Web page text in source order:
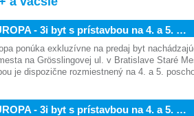
- 3i byt s prístavbou na 4. a 5. …
ponúka exkluzívne na predaj byt
na Grösslingovej ul. v Bratislave Staré
je dispozične rozmiestnený na 4. a 5.
- 3i byt s prístavbou na 4. a 5. …